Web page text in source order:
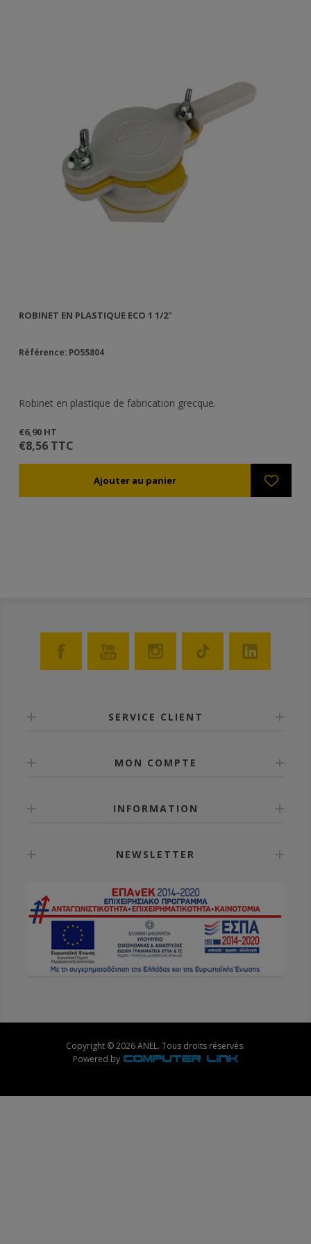
ROBINET EN PLASTIQUE ECO 1 1/2"
Référence: PO55804
Robinet en plastique de fabrication grecque.
€6,90 HT
€8,56 TTC
SERVICE CLIENT
MON COMPTE
INFORMATION
NEWSLETTER
Copyright © 2026 ANEL. Tous droits réservés.
Powered by